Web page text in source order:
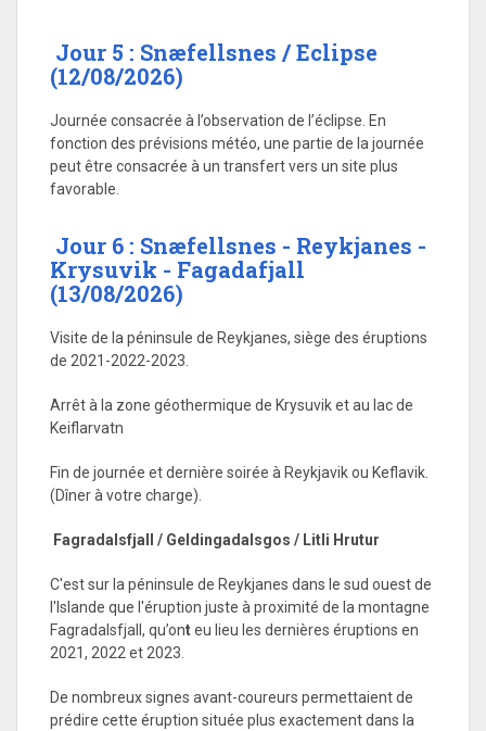
Jour 5 : Snæfellsnes / Eclipse
(12/08/2026)
Journée consacrée à l’observation de l’éclipse. En
fonction des prévisions météo, une partie de la journée
peut être consacrée à un transfert vers un site plus
favorable.
Jour 6 : Snæfellsnes - Reykjanes -
Krysuvik - Fagadafjall
(13/08/2026)
Visite de la péninsule de Reykjanes, siège des éruptions
de 2021-2022-2023.
Arrêt à la zone géothermique de Krysuvik et au lac de
Keiflarvatn
Fin de journée et dernière soirée à Reykjavik ou Keflavik.
(Dîner à votre charge).
Fagradalsfjall / Geldingadalsgos / Litli Hrutur
C'est sur la péninsule de Reykjanes dans le sud ouest de
l'Islande que l'éruption juste à proximité de la montagne
Fagradalsfjall, qu’onteu lieu les dernières éruptions en
2021, 2022 et 2023.
De nombreux signes avant-coureurs permettaient de
prédire cette éruption située plus exactement dans la